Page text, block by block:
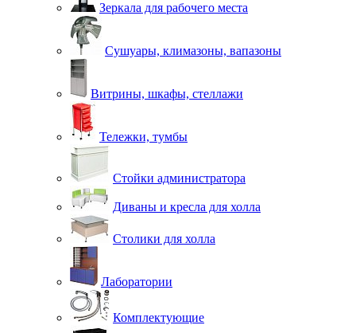
Зеркала для рабочего места
Сушуары, климазоны, вапазоны
Витрины, шкафы, стеллажи
Тележки, тумбы
Стойки администратора
Диваны и кресла для холла
Столики для холла
Лаборатории
Комплектующие